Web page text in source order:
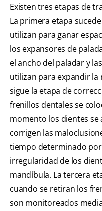
Existen tres etapas de
La primera etapa
utilizan para ganar
los expansores de
el ancho del paladar y
utilizan para expandir
sigue la etapa de
frenillos dentales se
momento los dientes se
corrigen las
tiempo determinado
irregularidad de los
mandíbula. La tercera
cuando se retiran los
son monitoreados